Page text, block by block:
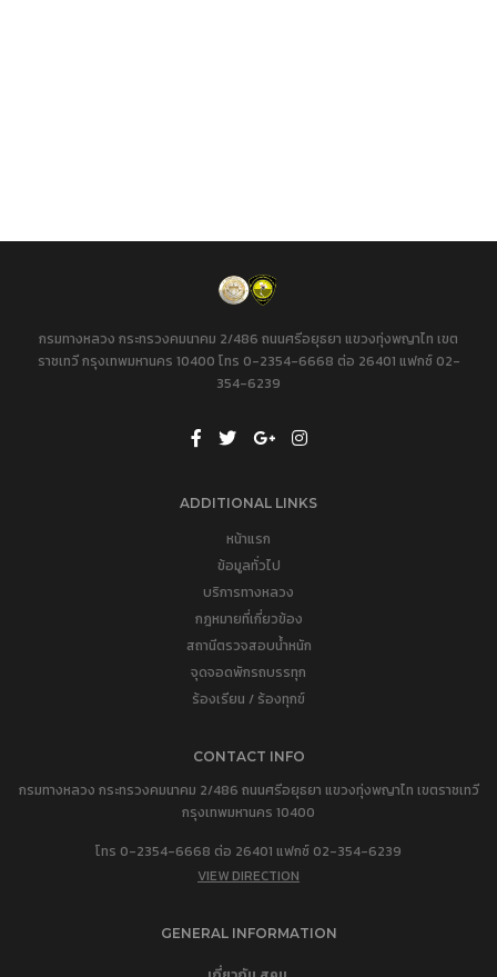
กรมทางหลวง กระทรวงคมนาคม 2/486 ถนนศรีอยุธยา แขวงทุ่งพญาไท เขต
ราชเทวี กรุงเทพมหานคร 10400 โทร 0-2354-6668 ต่อ 26401 แฟกซ์ 02-
354-6239
ADDITIONAL LINKS
หน้าแรก
ข้อมูลทั่วไป
บริการทางหลวง
กฎหมายที่เกี่ยวข้อง
สถานีตรวจสอบน้ำหนัก
จุดจอดพักรถบรรทุก
ร้องเรียน / ร้องทุกข์
CONTACT INFO
กรมทางหลวง กระทรวงคมนาคม 2/486 ถนนศรีอยุธยา แขวงทุ่งพญาไท เขตราชเทวี
กรุงเทพมหานคร 10400
โทร 0-2354-6668 ต่อ 26401 แฟกซ์ 02-354-6239
VIEW DIRECTION
GENERAL INFORMATION